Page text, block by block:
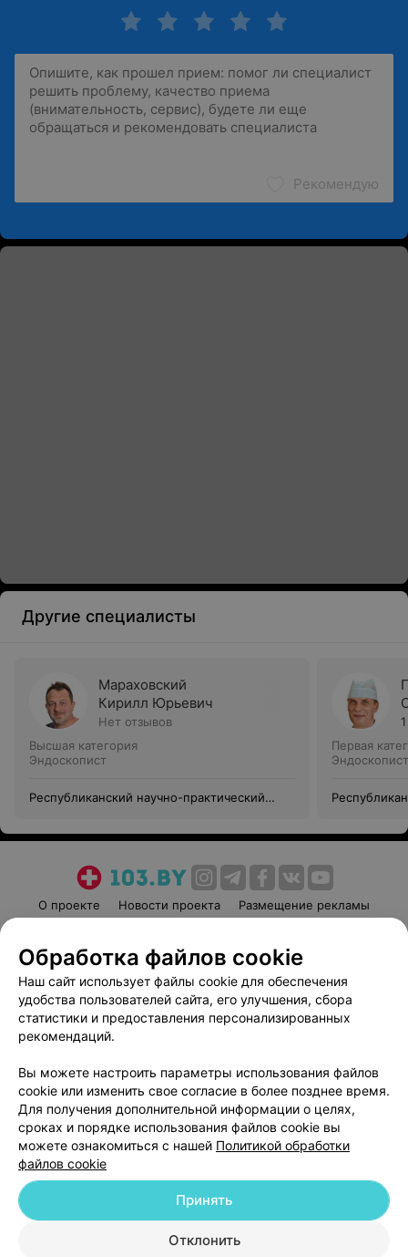
Рекомендую
Другие специалисты
Мараховский
Кирилл Юрьевич
Нет отзывов
Высшая категория
Эндоскопист
Республиканский научно-практический
Первая
Эндоскопист
О проекте Новости проекта
Размещение рекламы
Пользовательское соглашение
Способы оплаты
Вакансии
Партнеры
Написать руководителю 103.by
Обработка персональных данных
© 2026 ООО «Артокс Лаб», УНП 191700409
| 220012, Республика Беларусь,
Обработка файлов cookie
Наш сайт использует файлы cookie для обеспечения
удобства пользователей сайта, его улучшения, сбора
статистики и предоставления персонализированных
рекомендаций.
Вы можете настроить параметры использования файлов
cookie или изменить свое согласие в более позднее время.
Для получения дополнительной информации о целях,
сроках и порядке использования файлов cookie вы
можете ознакомиться с нашей Политикой обработки
файлов cookie
Отклонить
Принять